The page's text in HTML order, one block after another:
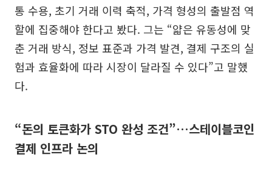
통 수용, 초기 거래 이력 축적, 가격 형성의 출발점 역
할에 집중해야 한다고 봤다. 그는 “얇은 유동성에 맞
춘 거래 방식, 정보 표준과 가격 발견, 결제 구조의 실
험과 효율화에 따라 시장이 달라질 수 있다”고 말했
다.
“돈의 토큰화가 STO 완성 조건”…스테이블코인
결제 인프라 논의